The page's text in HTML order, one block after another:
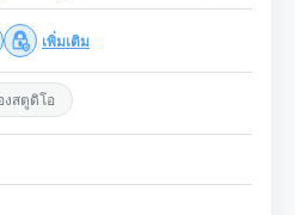
เพิ่มเติม
งสตูดิโอ